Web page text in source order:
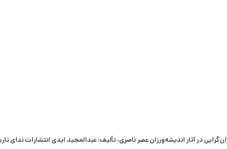
در آثار اندیشه‌ورزان عصر ناصری، تألیف: عبدالمجید ایدى انتشارات ندای